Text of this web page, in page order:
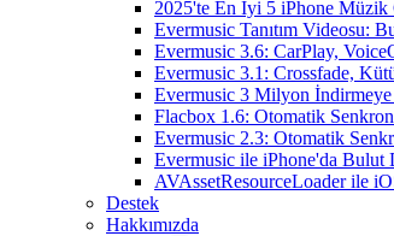
2025'te En İyi 5 iPhone Müzik
Evermusic Tanıtım Videosu:
Evermusic 3.6: CarPlay,
Evermusic 3.1: Crossfade,
Evermusic 3 Milyon İndirmeye
Flacbox 1.6: Otomatik
Evermusic 2.3: Otomatik
Evermusic ile iPhone'da Bulut
AVAssetResourceLoader ile
Destek
Hakkımızda